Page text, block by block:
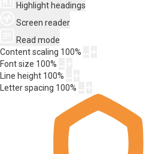
Highlight headings
Screen reader
Read mode
Content scaling 100%
Font size 100%
Line height 100%
Letter spacing 100%